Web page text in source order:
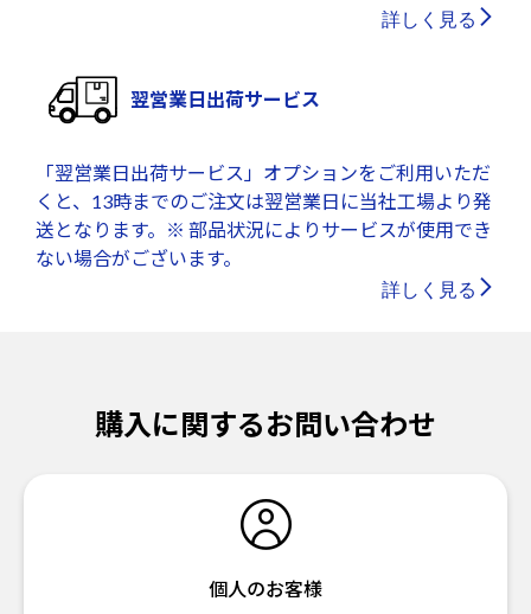
詳しく見る
翌営業日出荷サービス
「翌営業日出荷サービス」オプションをご利用いただ
くと、13時までのご注文は翌営業日に当社工場より発
送となります。※ 部品状況によりサービスが使用でき
ない場合がございます。
詳しく見る
購入に関するお問い合わせ
個人のお客様